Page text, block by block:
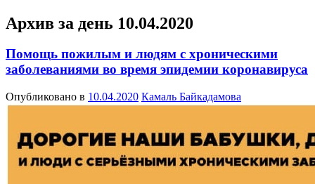
Архив за день 10.04.2020
Помощь пожилым и людям с хроническими
заболеваниями во время эпидемии коронавируса
Опубликовано в 10.04.2020 Камаль Байкадамова